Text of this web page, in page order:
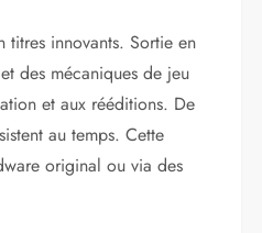
innovants. Sortie en
des mécaniques de jeu
et aux rééditions. De
au temps. Cette
original ou via des